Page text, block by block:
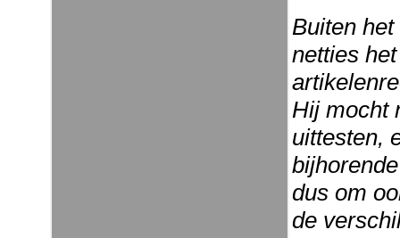
Buiten
netties
Hij mocht
uittesten,
dus om
de